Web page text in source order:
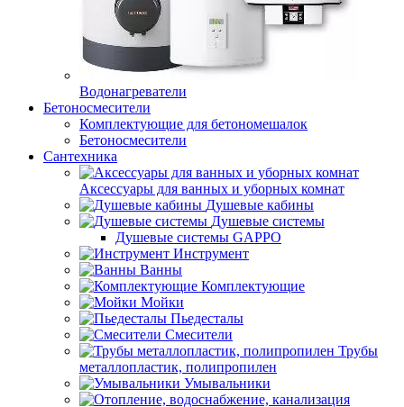
Водонагреватели
Бетоносмесители
Комплектующие для бетономешалок
Бетоносмесители
Сантехника
Аксессуары для ванных и уборных комнат
Душевые кабины
Душевые системы
Душевые системы GAPPO
Инструмент
Ванны
Комплектующие
Мойки
Пьедесталы
Смесители
Трубы
металлопластик, полипропилен
Умывальники